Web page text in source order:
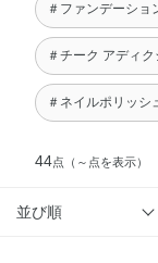
＃ファンデーショ
＃チーク アディク
＃ネイルポリッシ
44点 （～点を表示）
並び順